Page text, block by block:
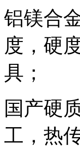
铝镁合
度，硬
具；
国产硬
工，热